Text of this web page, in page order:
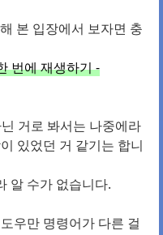
본 입장에서 보자면 충
번에 재생하기 -
거로 봐서는 나중에라
있었던 거 같기는 합니
알 수가 없습니다.
우만 명령어가 다른 걸